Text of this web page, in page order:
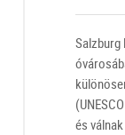
Salzburg
és